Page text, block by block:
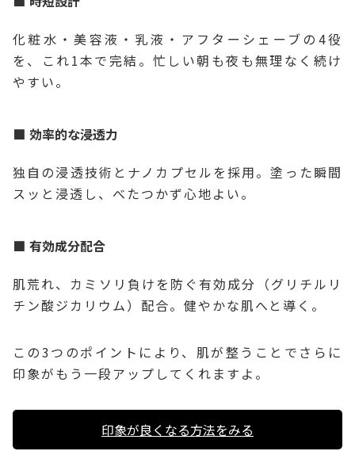
化粧水・美容液・乳液・アフターシェーブの4役
を、これ1本で完結。忙しい朝も夜も無理なく続け
やすい。
効率的な浸透力
独自の浸透技術とナノカプセルを採用。塗った瞬間
スッと浸透し、べたつかず心地よい。
有効成分配合
肌荒れ、カミソリ負けを防ぐ有効成分（グリチルリ
チン酸ジカリウム）配合。健やかな肌へと導く。
この3つのポイントにより、肌が整うことでさらに
印象がもう一段アップしてくれますよ。
印象が良くなる方法をみる